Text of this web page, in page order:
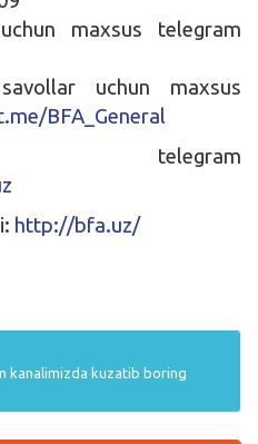
maxsus telegram
uchun maxsus
BFA_General
telegram
http://bfa.uz/
kanalimizda kuzatib boring